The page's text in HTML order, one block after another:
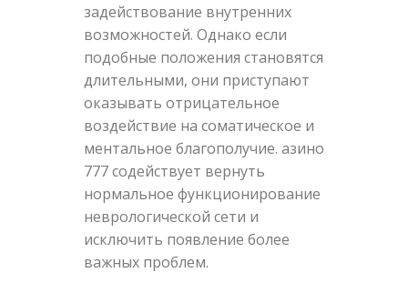
задействование внутренних
возможностей. Однако если
подобные положения становятся
длительными, они приступают
оказывать отрицательное
воздействие на соматическое и
ментальное благополучие. азино
777 содействует вернуть
нормальное функционирование
неврологической сети и
исключить появление более
важных проблем.